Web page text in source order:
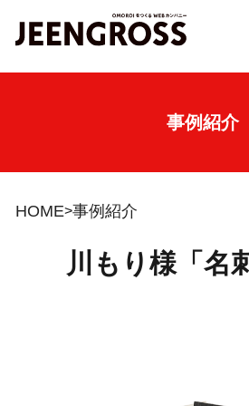
事例紹介
HOME 事例紹介
川もり様「名